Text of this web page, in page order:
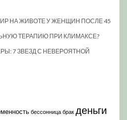
НА ЖИВОТЕ У ЖЕНЩИН ПОСЛЕ 45
ТЕРАПИЮ ПРИ КЛИМАКСЕ?
7 ЗВЕЗД С НЕВЕРОЯТНОЙ
бессонница брак деньги